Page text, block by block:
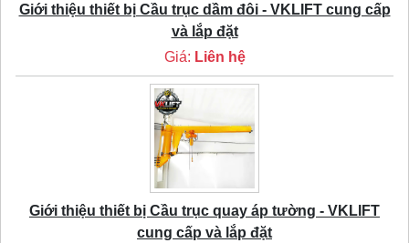
Giới thiệu thiết bị Cầu trục dầm đôi - VKLIFT cung cấp
và lắp đặt
Giá: Liên hệ
Giới thiệu thiết bị Cầu trục quay áp tường - VKLIFT
cung cấp và lắp đặt